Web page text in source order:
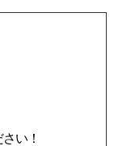
い！